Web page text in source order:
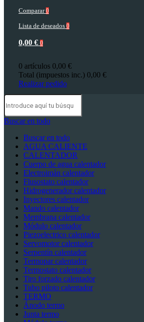
Comparar 0
Lista de deseados 0
0,00 € 0
0 artículos 0,00 €
Total (impuestos inc.) 0,00 €
Realizar pedido
Buscar en todo
Buscar en todo
AGUA CALIENTE
CALENTADOR
Cuerpo de agua calentador
Electroimán calentador
Flusostato calentador
Hidrogenerador calentador
Inyectores calentador
Mando calentador
Membrana calentador
Módulo calentador
Piezoelectrico calentador
Servomotor calentador
Serpentín calentador
Termopar calentador
Termostato calentador
Tiro forzado calentador
Tubo piloto calentador
TERMO
Ánodo termo
Junta termo